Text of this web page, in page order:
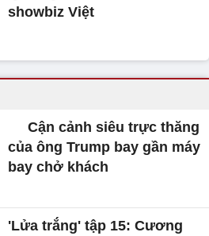
showbiz Việt
Cận cảnh siêu trực thăng
của ông Trump bay gần máy
bay chở khách
'Lửa trắng' tập 15: Cương